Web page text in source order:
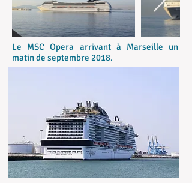
Le MSC Opera arrivant à Marseille un
matin de septembre 2018.